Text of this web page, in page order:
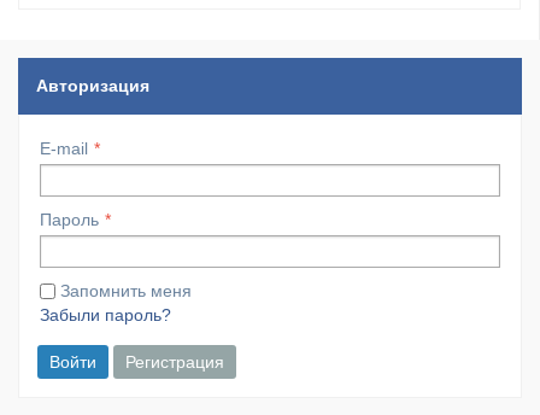
Авторизация
E-mail
Пароль
Запомнить меня
Забыли пароль?
Войти Регистрация